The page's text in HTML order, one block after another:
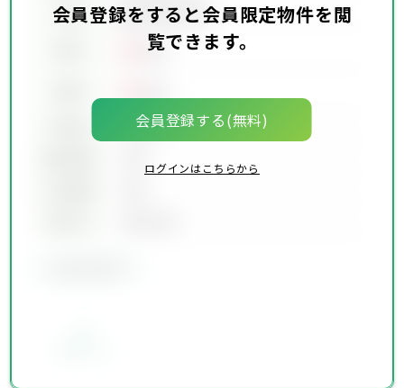
会員登録をすると会員限定物件を閲
覧できます。
会員登録する(無料)
ログインはこちらから
交通
会員限定物件
万円
00万円